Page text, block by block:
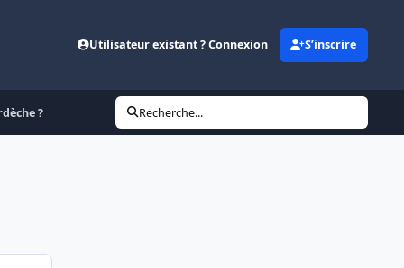
Utilisateur existant ? Connexion S’inscrire
? Recherche...